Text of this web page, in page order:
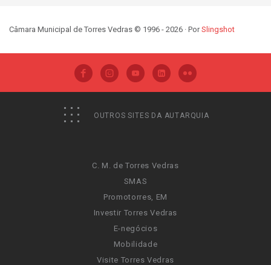
Câmara Municipal de Torres Vedras © 1996 - 2026 · PorSlingshot
OUTROS SITES DA AUTARQUIA
C. M. de Torres Vedras
SMAS
Promotorres, EM
Investir Torres Vedras
E-negócios
Mobilidade
Visite Torres Vedras